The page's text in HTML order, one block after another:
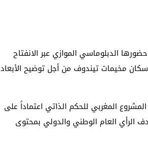
الدبلوماسي الموازي عبر الانفتاح
سكان مخيمات تيندوف من أجل توضيح الأبعاد
المغربي للحكم الذاتي اعتماداً على
الرأي العام الوطني والدولي بمحتوى